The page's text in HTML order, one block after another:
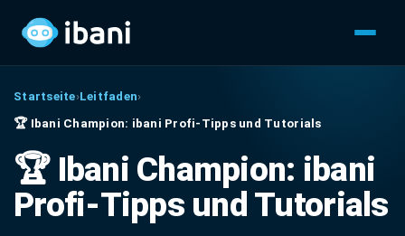
Startseite›Leitfaden›
🏆 Ibani Champion: ibani Profi-Tipps und Tutorials
🏆 Ibani Champion: ibani
Profi-Tipps und Tutorials